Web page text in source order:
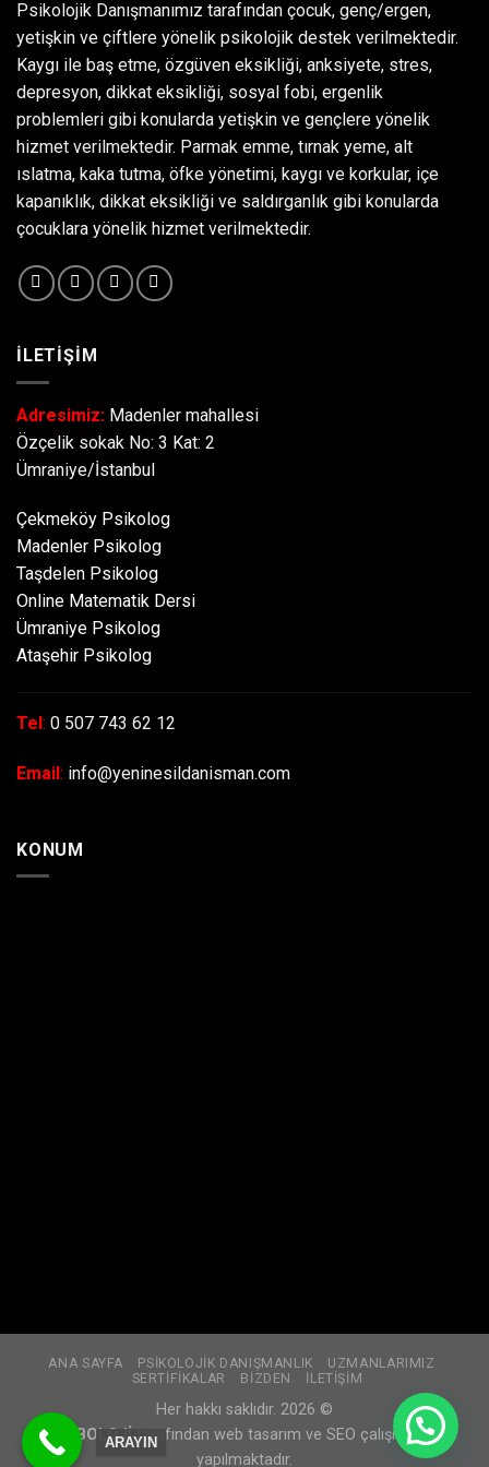
Psikolojik Danışmanımız tarafından çocuk, genç/ergen,
yetişkin ve çiftlere yönelik psikolojik destek verilmektedir.
Kaygı ile baş etme, özgüven eksikliği, anksiyete, stres,
depresyon, dikkat eksikliği, sosyal fobi, ergenlik
problemleri gibi konularda yetişkin ve gençlere yönelik
hizmet verilmektedir. Parmak emme, tırnak yeme, alt
ıslatma, kaka tutma, öfke yönetimi, kaygı ve korkular, içe
kapanıklık, dikkat eksikliği ve saldırganlık gibi konularda
çocuklara yönelik hizmet verilmektedir.
İLETİŞİM
Adresimiz: Madenler mahallesi
Özçelik sokak No: 3 Kat: 2
Ümraniye/İstanbul
Çekmeköy Psikolog
Madenler Psikolog
Taşdelen Psikolog
Online Matematik Dersi
Ümraniye Psikolog
Ataşehir Psikolog
Tel : 0 507 743 62 12
Email: info@yeninesildanisman.com
KONUM
ANA SAYFA PSIKOLOJIK DANIŞMANLIK
UZMANLARIMIZ
SERTIFIKALAR
BİZDEN İLETIŞIM
Her hakkı saklıdır. 2026 ©
WEBOLOJİtarafından web tasarım ve SEO çalışmaları
yapılmaktadır.
ARAYIN